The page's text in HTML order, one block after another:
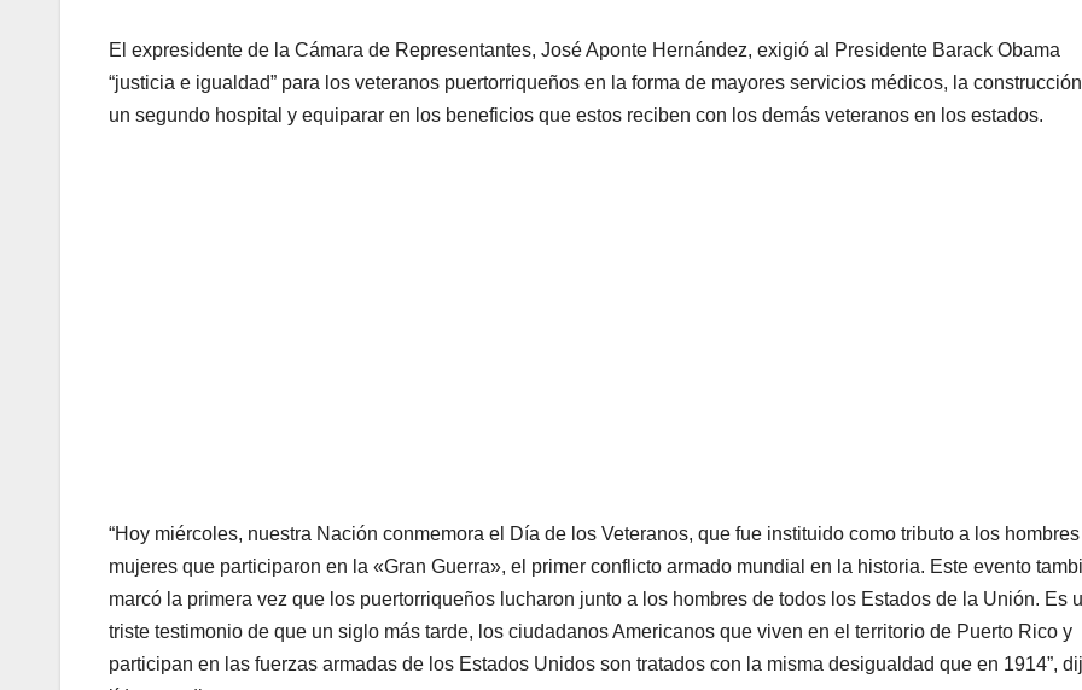
El expresidente de la Cámara de Representantes, José Aponte Hernández, exigió al Presidente Barack Obama
“justicia e igualdad” para los veteranos puertorriqueños en la forma de mayores servicios médicos, la
un segundo hospital y equiparar en los beneficios que estos reciben con los demás veteranos en los estados.
“Hoy miércoles, nuestra Nación conmemora el Día de los Veteranos, que fue instituido como tributo a los
mujeres que participaron en la «Gran Guerra», el primer conflicto armado mundial en la historia. Este evento
marcó la primera vez que los puertorriqueños lucharon junto a los hombres de todos los Estados de la Unión. Es
triste testimonio de que un siglo más tarde, los ciudadanos Americanos que viven en el territorio de Puerto Rico y
participan en las fuerzas armadas de los Estados Unidos son tratados con la misma desigualdad que en 1914”,